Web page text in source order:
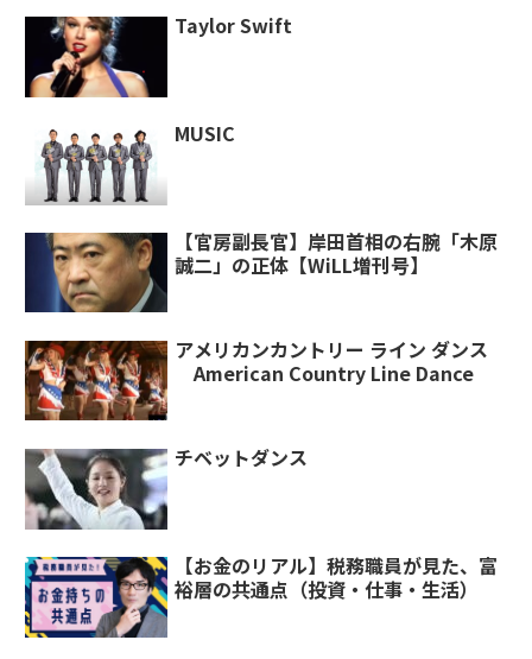
Taylor Swift
MUSIC
【官房副長官】岸田首相の右腕「木原
誠二」の正体【WiLL増刊号】
アメリカンカントリー ライン ダンス
American Country Line Dance
チベットダンス
【お金のリアル】税務職員が見た、富
裕層の共通点（投資・仕事・生活）